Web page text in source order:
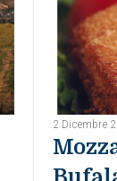
2 Dicembre